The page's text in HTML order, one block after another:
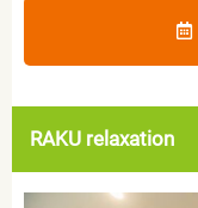
RAKU relaxation